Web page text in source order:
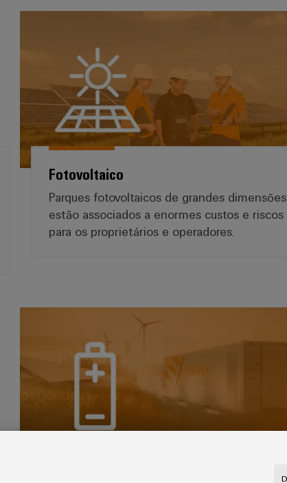
Fotovoltaico
Parques fotovoltaicos de grandes dimensões
estão associados a enormes custos e riscos
para os proprietários e operadores.